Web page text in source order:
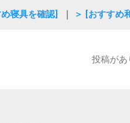
寝具を確認] ＞ [おすすめ
投稿があ